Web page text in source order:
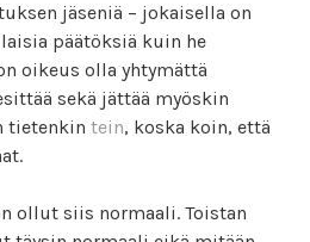
jäseniä – jokaisella on
päätöksiä kuin he
oikeus olla yhtymättä
sekä jättää myöskin
tietenkin tein, koska koin, että
ollut siis normaali. Toistan